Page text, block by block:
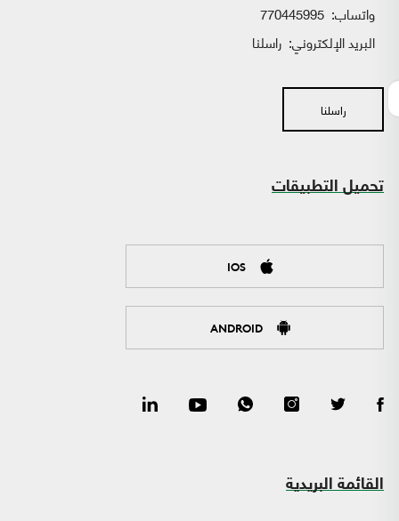
واتساب:
البريد الإلكتروني: راسلنا
راسلنا
تحميل التطبيقات
IOS
ANDROID
القائمة البريدية